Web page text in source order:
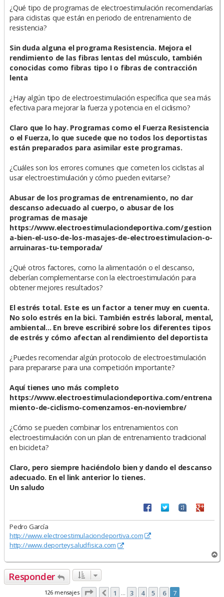
¿Qué tipo de programas de electroestimulación recomendarías
para ciclistas que están en periodo de entrenamiento de
resistencia?
Sin duda alguna el programa Resistencia. Mejora el
rendimiento de las fibras lentas del músculo, también
conocidas como fibras tipo I o fibras de contracción
lenta
¿Hay algún tipo de electroestimulación específica que sea más
efectiva para mejorar la fuerza y potencia en el ciclismo?
Claro que lo hay. Programas como el Fuerza Resistencia
o el Fuerza, lo que sucede que no todos los deportistas
están preparados para asimilar este programas.
¿Cuáles son los errores comunes que cometen los ciclistas al
usar electroestimulación y cómo pueden evitarse?
Abusar de los programas de entrenamiento, no dar
descanso adecuado al cuerpo, o abusar de los
programas de masaje
https://www.electroestimulaciondeportiva.com/gestion
a-bien-el-uso-de-los-masajes-de-electroestimulacion-o-
arruinaras-tu-temporada/
¿Qué otros factores, como la alimentación o el descanso,
deberían complementarse con la electroestimulación para
obtener mejores resultados?
El estrés total. Este es un factor a tener muy en cuenta.
No solo estrés en la bici. También estrés laboral, mental,
ambiental... En breve escribiré sobre los diferentes tipos
de estrés y cómo afectan al rendimiento del deportista
¿Puedes recomendar algún protocolo de electroestimulación
para prepararse para una competición importante?
Aquí tienes uno más completo
https://www.electroestimulaciondeportiva.com/entrena
miento-de-ciclismo-comenzamos-en-noviembre/
¿Cómo se pueden combinar los entrenamientos con
electroestimulación con un plan de entrenamiento tradicional
en bicicleta?
Claro, pero siempre haciéndolo bien y dando el descanso
adecuado. En el link anterior lo tienes.
Un saludo
Pedro García
http://www.electroestimulaciondeportiva.com
http://www.deporteysaludfisica.com
r
Responder
126 mensajes Página de7
Anterior
1 … 3 4 5 6 7